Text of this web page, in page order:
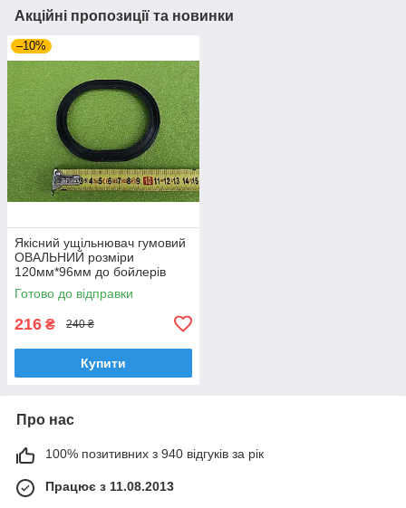
Акційні пропозиції та новинки
–10%
Якісний ущільнювач гумовий
ОВАЛЬНИЙ розміри
120мм*96мм до бойлерів
"ELDOM"
Готово до відправки
216 ₴ 240 ₴
Купити
Про нас
100% позитивних з 940 відгуків за рік
Працює з 11.08.2013